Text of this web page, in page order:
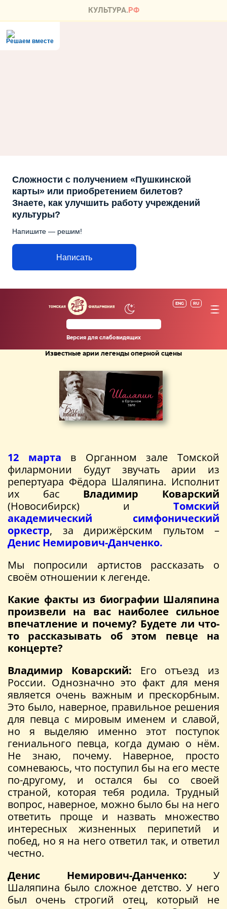
Решаем вместе
Сложности с получением «Пушкинской
карты» или приобретением билетов?
Знаете, как улучшить работу учреждений
культуры?
Напишите — решим!
Написать
ENG RU
Версия для слабовидящих
Известные арии легенды оперной сцены
12 марта в Органном зале Томской
филармонии будут звучать арии из
репертуара Фёдора Шаляпина. Исполнит
их бас Владимир Коварский
(Новосибирск) и Томский
академический симфонический
оркестр, за дирижёрским пультом –
Денис Немирович-Данченко.
Мы попросили артистов рассказать о
своём отношении к легенде.
Какие факты из биографии Шаляпина
произвели на вас наиболее сильное
впечатление и почему? Будете ли что-
то рассказывать об этом певце на
концерте?
Владимир Коварский: Его отъезд из
России. Однозначно это факт для меня
является очень важным и прескорбным.
Это было, наверное, правильное решения
для певца с мировым именем и славой,
но я выделяю именно этот поступок
гениального певца, когда думаю о нём.
Не знаю, почему. Наверное, просто
сомневаюсь, что поступил бы на его месте
по-другому, и остался бы со своей
страной, которая тебя родила. Трудный
вопрос, наверное, можно было бы на него
ответить проще и назвать множество
интересных жизненных перипетий и
побед, но я на него ответил так, и ответил
честно.
Денис Немирович-Данченко: У
Шаляпина было сложное детство. У него
был очень строгий отец, который не